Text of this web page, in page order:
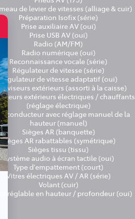
de levier de vitesses (alliage & cuir)
Préparation Isofix (série)
Prise auxiliaire AV (oui)
Prise USB AV (oui)
Radio (AM/FM)
Radio numérique (oui)
Reconnaissance vocale (série)
Régulateur de vitesse (série)
de vitesse adaptatif (oui)
extérieurs (assorti à la caisse)
extérieurs électriques / chauffants
(réglage électrique)
conducteur avec réglage manuel de la
hauteur (manuel)
Sièges AR (banquette)
Sièges AR rabattables (symétrique)
Sièges tissu (tissu)
Système audio à écran tactile (oui)
Type d'empattement (court)
Vitres électriques AV / AR (série)
Volant (cuir)
réglable en hauteur / profondeur (oui)